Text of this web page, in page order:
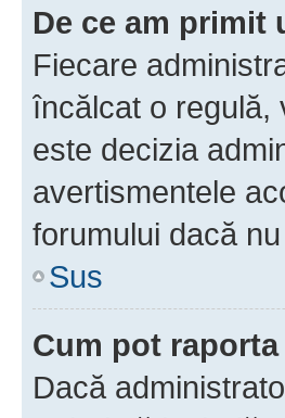
De ce am primit
Fiecare
încălcat o regulă,
este decizia
avertismentele
forumului dacă
Sus
Cum pot
Dacă